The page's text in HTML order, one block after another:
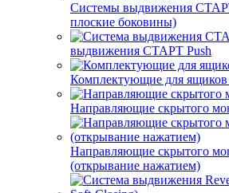
Системы выдвижения
плоские боковины)
выдвижения СТАРТ Push
Комплектующие для
Направляющие скрытого
Направляющие скрытого
(открывание нажатием)